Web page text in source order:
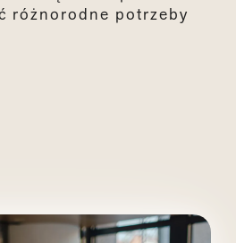
różnorodne potrzeby